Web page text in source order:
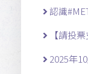
認識
【請投
2025年